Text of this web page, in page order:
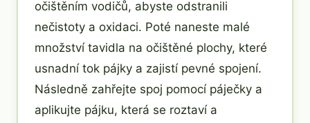
očištěním vodičů, abyste odstranili
nečistoty a oxidaci. Poté naneste malé
množství tavidla na očištěné plochy, které
usnadní tok pájky a zajistí pevné spojení.
Následně zahřejte spoj pomocí páječky a
aplikujte pájku, která se roztaví a